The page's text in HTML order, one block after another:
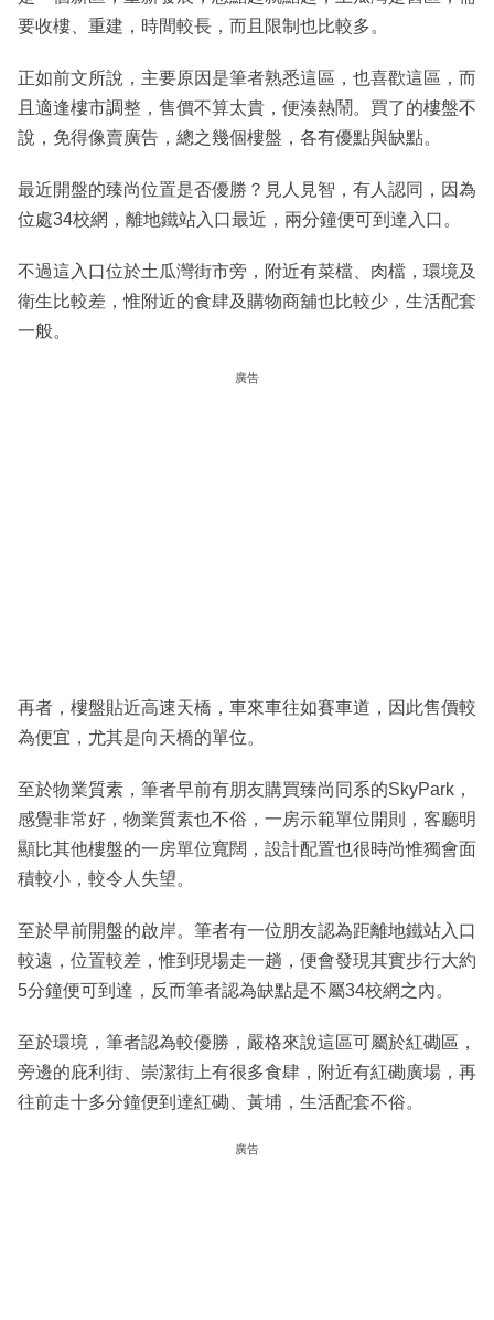
要收樓、重建，時間較長，而且限制也比較多。
正如前文所說，主要原因是筆者熟悉這區，也喜歡這區，而
且適逢樓市調整，售價不算太貴，便湊熱鬧。買了的樓盤不
說，免得像賣廣告，總之幾個樓盤，各有優點與缺點。
最近開盤的臻尚位置是否優勝？見人見智，有人認同，因為
位處34校網，離地鐵站入口最近，兩分鐘便可到達入口。
不過這入口位於土瓜灣街市旁，附近有菜檔、肉檔，環境及
衛生比較差，惟附近的食肆及購物商舖也比較少，生活配套
一般。
廣告
再者，樓盤貼近高速天橋，車來車往如賽車道，因此售價較
為便宜，尤其是向天橋的單位。
至於物業質素，筆者早前有朋友購買臻尚同系的SkyPark，
感覺非常好，物業質素也不俗，一房示範單位開則，客廳明
顯比其他樓盤的一房單位寬闊，設計配置也很時尚惟獨會面
積較小，較令人失望。
至於早前開盤的啟岸。筆者有一位朋友認為距離地鐵站入口
較遠，位置較差，惟到現場走一趟，便會發現其實步行大約
5分鐘便可到達，反而筆者認為缺點是不屬34校網之內。
至於環境，筆者認為較優勝，嚴格來說這區可屬於紅磡區，
旁邊的庇利街、崇潔街上有很多食肆，附近有紅磡廣場，再
往前走十多分鐘便到達紅磡、黃埔，生活配套不俗。
廣告